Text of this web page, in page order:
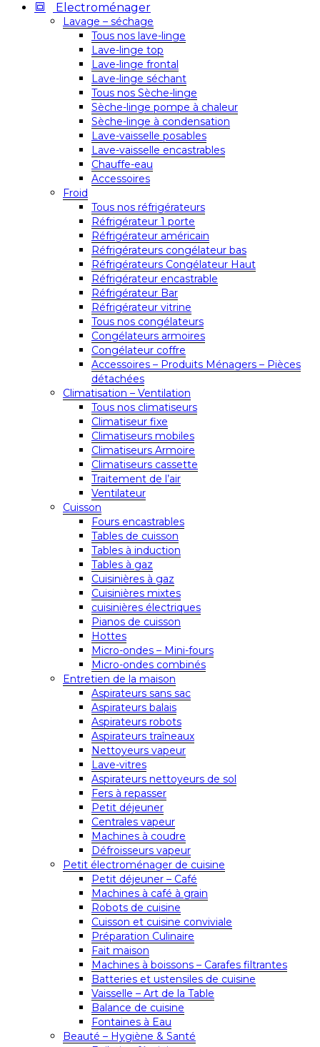
Electroménager
Lavage – séchage
Tous nos lave-linge
Lave-linge top
Lave-linge frontal
Lave-linge séchant
Tous nos Sèche-linge
Sèche-linge pompe à chaleur
Sèche-linge à condensation
Lave-vaisselle posables
Lave-vaisselle encastrables
Chauffe-eau
Accessoires
Froid
Tous nos réfrigérateurs
Réfrigérateur 1 porte
Réfrigérateur américain
Réfrigérateurs congélateur bas
Réfrigérateurs Congélateur Haut
Réfrigérateur encastrable
Réfrigérateur Bar
Réfrigérateur vitrine
Tous nos congélateurs
Congélateurs armoires
Congélateur coffre
Accessoires – Produits Ménagers – Pièces
détachées
Climatisation – Ventilation
Tous nos climatiseurs
Climatiseur fixe
Climatiseurs mobiles
Climatiseurs Armoire
Climatiseurs cassette
Traitement de l’air
Ventilateur
Cuisson
Fours encastrables
Tables de cuisson
Tables à induction
Tables à gaz
Cuisinières à gaz
Cuisinières mixtes
cuisinières électriques
Pianos de cuisson
Hottes
Micro-ondes – Mini-fours
Micro-ondes combinés
Entretien de la maison
Aspirateurs sans sac
Aspirateurs balais
Aspirateurs robots
Aspirateurs traîneaux
Nettoyeurs vapeur
Lave-vitres
Aspirateurs nettoyeurs de sol
Fers à repasser
Petit déjeuner
Centrales vapeur
Machines à coudre
Défroisseurs vapeur
Petit électroménager de cuisine
Petit déjeuner – Café
Machines à café à grain
Robots de cuisine
Cuisson et cuisine conviviale
Préparation Culinaire
Fait maison
Machines à boissons – Carafes filtrantes
Batteries et ustensiles de cuisine
Vaisselle – Art de la Table
Balance de cuisine
Fontaines à Eau
Beauté – Hygiène & Santé